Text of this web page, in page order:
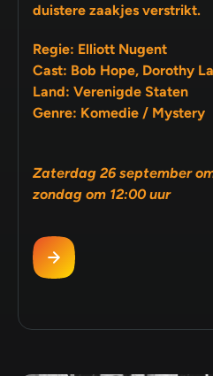
duistere zaakjes verstrikt.
Regie: Elliott Nugent
Cast: Bob Hope, Dorothy
Land: Verenigde Staten
Genre: Komedie / Mystery
Zaterdag 26 september
zondag om 12:00 uur